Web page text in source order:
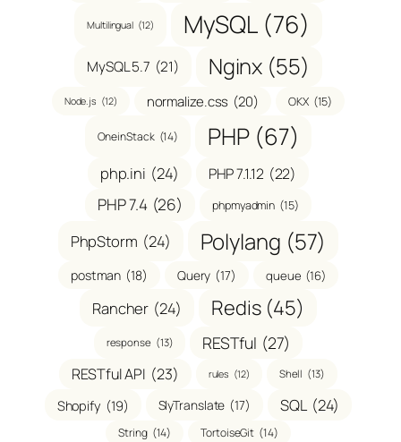
Multilingual (12) MySQL (76)
MySQL 5.7 (21) Nginx (55)
Node.js (12) normalize.css (20) OKX (15)
OneinStack (14) PHP (67)
php.ini (24) PHP 7.1.12 (22)
PHP 7.4 (26) phpmyadmin (15)
PhpStorm (24) Polylang (57)
postman (18) Query (17) queue (16)
Rancher (24) Redis (45)
response (13) RESTful (27)
RESTful API (23) rules (12) Shell (13)
Shopify (19) SlyTranslate (17) SQL (24)
String (14) TortoiseGit (14)